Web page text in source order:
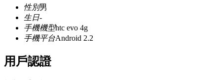
性別男
生日-
手機機型htc evo 4g
手機平台Android 2.2
用戶認證